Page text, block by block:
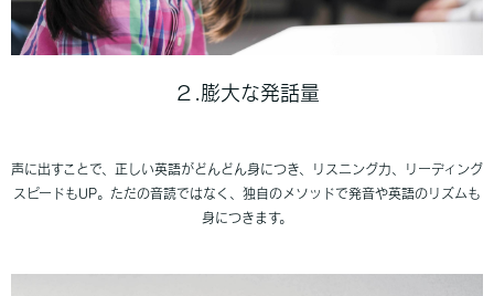
２.膨大な発話量
声に出すことで、正しい英語がどんどん身につき、リスニング力、リーディング
スピードもUP。ただの音読ではなく、独自のメソッドで発音や英語のリズムも
身につきます。